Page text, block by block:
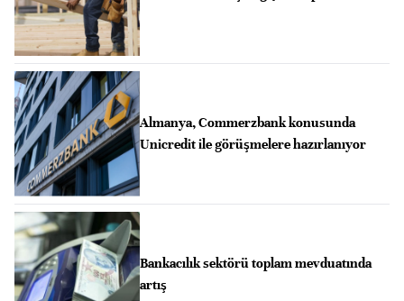
Almanya, Commerzbank konusunda
Unicredit ile görüşmelere hazırlanıyor
Bankacılık sektörü toplam mevduatında
artış